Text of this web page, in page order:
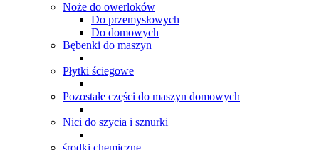
Noże do owerloków
Do przemysłowych
Do domowych
Bębenki do maszyn
Płytki ściegowe
Pozostałe części do maszyn domowych
Nici do szycia i sznurki
środki chemiczne